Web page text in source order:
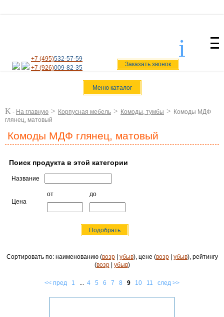
+7 (495)532-57-59
+7 (926)009-82-35 Заказать звонок
i
Меню каталог
K - На главную > Корпусная мебель > Комоды, тумбы > Комоды МДФ
глянец, матовый
Комоды МДФ глянец, матовый
Поиск продукта в этой категории
Название
Цена
от до
Сортировать по: наименованию (возр| убыв), цене (возр| убыв), рейтингу
(возр| убыв)
<< пред 1 ... 4 5 6 7 8 9 10 11 след >>